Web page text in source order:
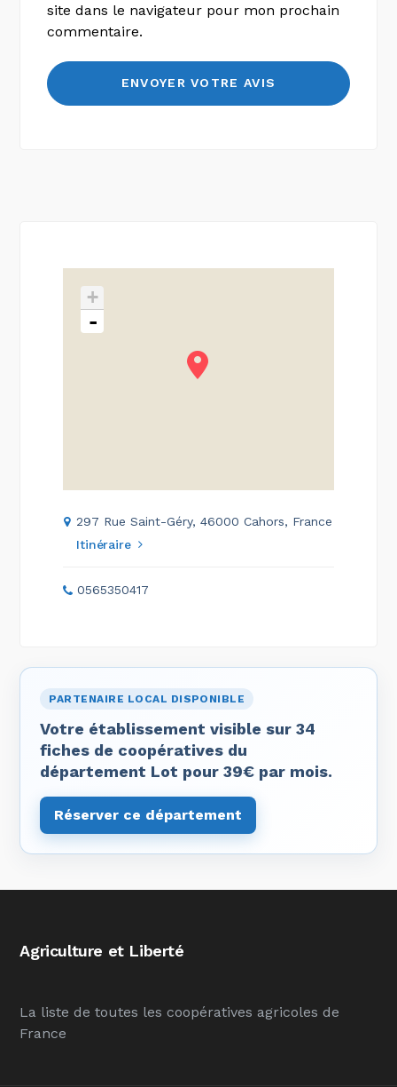
site dans le navigateur pour mon prochain
commentaire.
+
-
297 Rue Saint-Géry, 46000 Cahors, France
Itinéraire
0565350417
PARTENAIRE LOCAL DISPONIBLE
Votre établissement visible sur 34
fiches de coopératives du
département Lot pour 39€ par mois.
Réserver ce département
Agriculture et Liberté
La liste de toutes les coopératives agricoles de
France